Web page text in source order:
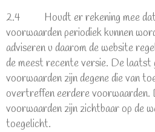
2.4 Houdt er rekening mee dat
voorwaarden periodiek kunnen
adviseren u daarom de website
de meest recente versie. De laatst
voorwaarden zijn degene die van
overtreffen eerdere voorwaarden.
voorwaarden zijn zichtbaar op de
toegelicht.